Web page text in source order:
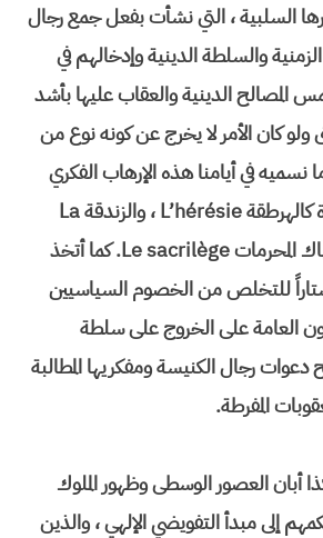
السلبية ، التي نشأت بفعل جمع رجال
والسلطة الدينية وإدخالهم في
المصالح الدينية والعقاب عليها بأشد
ولو كان الأمر لا يخرج عن كونه نوع من
نسميه في أيامنا هذه الإرهاب الفكري
تحت مسميات عديدة كالهرطقة L’hérésie ، والزندقة La
blasphème ، وانتهاك المحرمات Le sacrilège. كما أتخذ
للتخلص من الخصوم السياسيين
العامة على الخروج على سلطة
دعوات رجال الكنيسة ومفكريها المطالبة
المفرطة.
أبان العصور الوسطى وظهور الملوك
إلى مبدأ التفويضي الإلهي ، والذين